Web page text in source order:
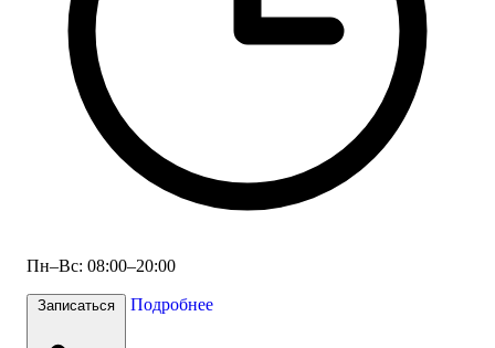
Пн–Вс: 08:00–20:00
Записаться Подробнее